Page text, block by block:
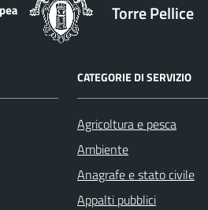
Torre Pellice
CATEGORIE DI SERVIZIO
Agricoltura e pesca
Ambiente
Anagrafe e stato civile
Appalti pubblici